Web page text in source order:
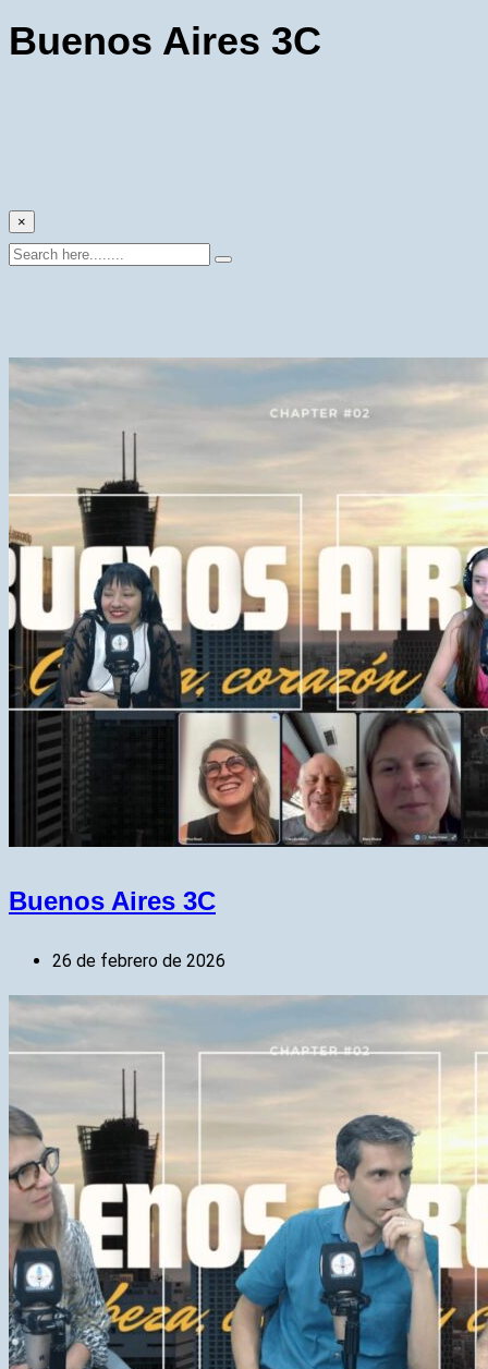
Buenos Aires 3C
×
Buenos Aires 3C
26 de febrero de 2026